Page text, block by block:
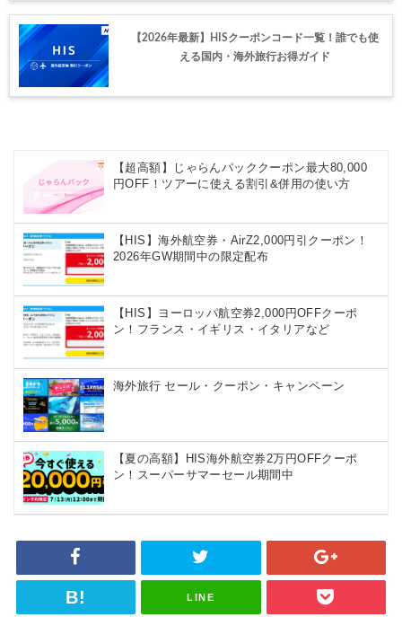
05/12 Trip.com) 海外航空券 最大3,000円OFFクーポン
05/11 エアトリ) 航空券+ホテル 最大30,000円OFFクーポン
05/11 エアトリ) 海外ホテル 最大30,000円OFFクーポン
楽天トラベル) 海外ツアー 最大30,000円OFFクーポン
HIS) スーパーサマーセール2026
05/08 HIS) 海外航空券 2,000円OFFクーポン
05/08 楽天トラベル) 海外ツアー 最大50,000円OFFクーポン
05/07 JTB) 海外ツアータイムセール
05/07 Trip.com) 航空券+ホテル 最大10,000円OFFクーポン
05/04 HIS) JAL/ANA限定 最大15,000円OFFセール
05/01 HIS) 海外旅行 売切御免タイムセール
05/01 HIS) 海外航空券 2,000円OFFクーポン
05/01 HIS) 海外ツアー(関西発) 最大50,000円OFFクーポン
エアトリ) 海外航空券(60日前) 1,000円OFFクーポン
楽天トラベル) 海外ツアー 最大50,000円OFFクーポン
【2026年最新】HISクーポンコード一覧！誰でも使
える国内・海外旅行お得ガイド
【超高額】じゃらんパッククーポン最大80,000
円OFF！ツアーに使える割引&併用の使い方
【HIS】海外航空券・AirZ2,000円引クーポン！
2026年GW期間中の限定配布
【HIS】ヨーロッパ航空券2,000円OFFクーポ
ン！フランス・イギリス・イタリアなど
海外旅行 セール・クーポン・キャンペーン
【夏の高額】HIS海外航空券2万円OFFクーポ
ン！スーパーサマーセール期間中
LINE